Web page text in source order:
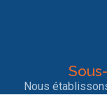
Nous